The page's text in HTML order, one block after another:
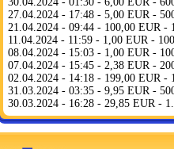
27.04.2024 - 17:48 - 5,00 EUR -
21.04.2024 - 09:44 - 100,00 EUR -
11.04.2024 - 11:59 - 1,00 EUR -
08.04.2024 - 15:03 - 1,00 EUR -
07.04.2024 - 15:45 - 2,38 EUR -
02.04.2024 - 14:18 - 199,00 EUR -
31.03.2024 - 03:35 - 9,95 EUR -
30.03.2024 - 16:28 - 29,85 EUR -